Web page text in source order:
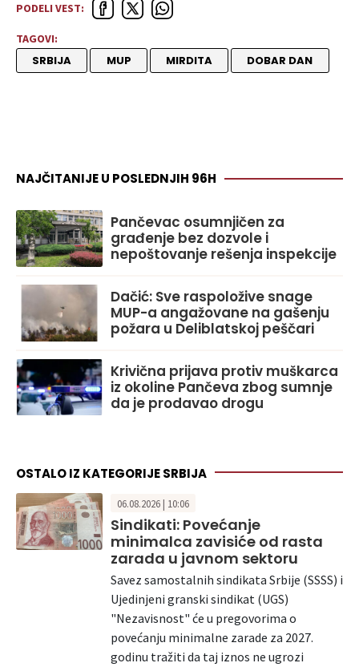
PODELI VEST:
TAGOVI:
SRBIJA MUP MIRDITA DOBAR DAN
NAJČITANIJE U POSLEDNJIH 96H
Pančevac osumnjičen za
građenje bez dozvole i
nepoštovanje rešenja inspekcije
Dačić: Sve raspoložive snage
MUP-a angažovane na gašenju
požara u Deliblatskoj peščari
Krivična prijava protiv muškarca
iz okoline Pančeva zbog sumnje
da je prodavao drogu
OSTALO IZ KATEGORIJE SRBIJA
06.08.2026 | 10:06
Sindikati: Povećanje
minimalca zavisiće od rasta
zarada u javnom sektoru
Savez samostalnih sindikata Srbije (SSSS) i
Ujedinjeni granski sindikat (UGS)
"Nezavisnost" će u pregovorima o
povećanju minimalne zarade za 2027.
godinu tražiti da taj iznos ne ugrozi